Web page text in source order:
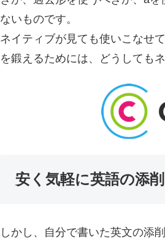
ないものです。
ネイティブが見ても使いこなせ
を鍛えるためには、どうしても
安く気軽に英語の添
しかし、自分で書いた英文の添